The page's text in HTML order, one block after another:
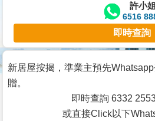
宅
谷
按
許小姐
6516
即時查詢
新居屋按揭，準業主預先
贈。
即時查詢 6332
或直接Click以下